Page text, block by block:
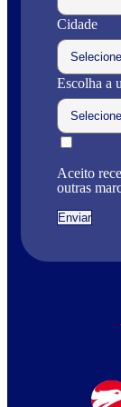
Cidade
Escolha a
Aceito
outras